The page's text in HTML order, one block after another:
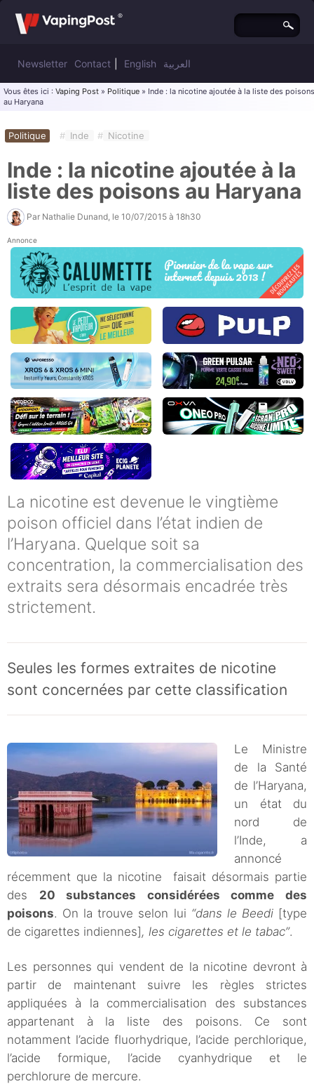
Newsletter Contact English العربية
Vous êtes ici : Vaping Post » Politique » Inde : la nicotine ajoutée à la liste des poisons
au Haryana
Politique # Inde # Nicotine
Inde : la nicotine ajoutée à la
liste des poisons au Haryana
Par Nathalie Dunand , le 10/07/2015 à 18h30
Annonce
La nicotine est devenue le vingtième
poison officiel dans l’état indien de
l’Haryana. Quelque soit sa
concentration, la commercialisation des
extraits sera désormais encadrée très
strictement.
Seules les formes extraites de nicotine
sont concernées par cette classification
Le Ministre
de la Santé
de l’Haryana,
un état du
nord de
l’Inde, a
annoncé
récemment que la nicotine faisait désormais partie
des 20 substances considérées comme des
poisons. On la trouve selon lui “dans le Beedi [type
de cigarettes indiennes] , les cigarettes et le tabac”.
Les personnes qui vendent de la nicotine devront à
partir de maintenant suivre les règles strictes
appliquées à la commercialisation des substances
appartenant à la liste des poisons. Ce sont
notamment l’acide fluorhydrique, l’acide perchlorique,
l’acide formique, l’acide cyanhydrique et le
perchlorure de mercure.